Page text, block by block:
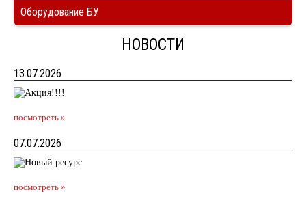
Оборудование БУ
НОВОСТИ
13.07.2026
посмотреть »
07.07.2026
посмотреть »